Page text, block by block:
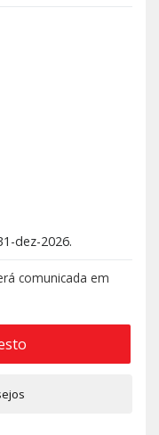
dez-2026.
comunicada em